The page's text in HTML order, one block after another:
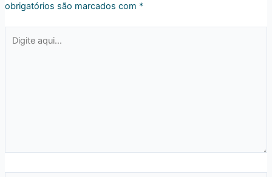
obrigatórios são marcados com *
aqui...